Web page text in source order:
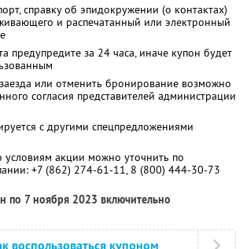
справку об эпидокружении (о контактах)
и распечатанный или электронный
предупредите за 24 часа, иначе купон будет
или отменить бронирование возможно
согласия представителей администрации
с другими спецпредложениями
акции можно уточнить по
+7 (862) 274-61-11, 8 (800) 444-30-73
по 7 ноября 2023 включительно
воспользоваться купоном